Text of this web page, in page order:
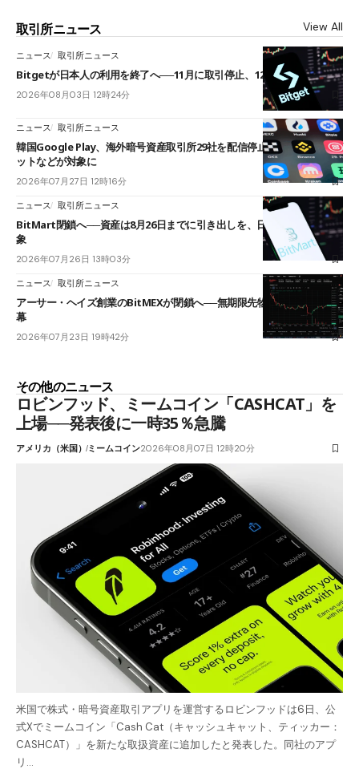
取引所ニュース View All
ニュース 取引所ニュース
Bitgetが日本人の利用を終了へ──11月に取引停止、12月末に強制決済
2026年08月03日 12時24分
ニュース 取引所ニュース
韓国Google Play、海外暗号資産取引所29社を配信停止──OKXやバイビ
ットなどが対象に
2026年07月27日 12時16分
ニュース 取引所ニュース
BitMart閉鎖へ──資産は8月26日までに引き出しを、日本人利用者も対
象
2026年07月26日 13時03分
ニュース 取引所ニュース
アーサー・ヘイズ創業のBitMEXが閉鎖へ──無期限先物を生んだ11年に
幕
2026年07月23日 19時42分
その他のニュース
ロビンフッド、ミームコイン「CASHCAT」を
上場──発表後に一時35％急騰
アメリカ（米国）ミームコイン2026年08月07日 12時20分
米国で株式・暗号資産取引アプリを運営するロビンフッドは6日、公
式Xでミームコイン「Cash Cat（キャッシュキャット、ティッカー：
CASHCAT）」を新たな取扱資産に追加したと発表した。同社のアプ
リ…